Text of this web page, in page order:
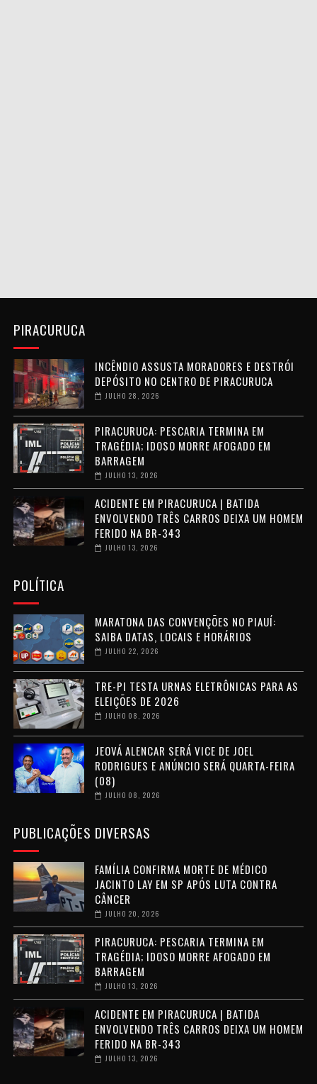
PIRACURUCA
INCÊNDIO ASSUSTA MORADORES E DESTRÓI
DEPÓSITO NO CENTRO DE PIRACURUCA
JULHO 28, 2026
PIRACURUCA: PESCARIA TERMINA EM
TRAGÉDIA; IDOSO MORRE AFOGADO EM
BARRAGEM
JULHO 13, 2026
ACIDENTE EM PIRACURUCA | BATIDA
ENVOLVENDO TRÊS CARROS DEIXA UM HOMEM
FERIDO NA BR-343
JULHO 13, 2026
POLÍTICA
MARATONA DAS CONVENÇÕES NO PIAUÍ:
SAIBA DATAS, LOCAIS E HORÁRIOS
JULHO 22, 2026
TRE-PI TESTA URNAS ELETRÔNICAS PARA AS
ELEIÇÕES DE 2026
JULHO 08, 2026
JEOVÁ ALENCAR SERÁ VICE DE JOEL
RODRIGUES E ANÚNCIO SERÁ QUARTA-FEIRA
(08)
JULHO 08, 2026
PUBLICAÇÕES DIVERSAS
FAMÍLIA CONFIRMA MORTE DE MÉDICO
JACINTO LAY EM SP APÓS LUTA CONTRA
CÂNCER
JULHO 20, 2026
PIRACURUCA: PESCARIA TERMINA EM
TRAGÉDIA; IDOSO MORRE AFOGADO EM
BARRAGEM
JULHO 13, 2026
ACIDENTE EM PIRACURUCA | BATIDA
ENVOLVENDO TRÊS CARROS DEIXA UM HOMEM
FERIDO NA BR-343
JULHO 13, 2026